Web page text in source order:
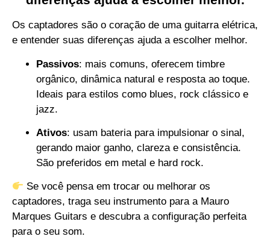
Os captadores são o coração de uma guitarra elétrica,
e entender suas diferenças ajuda a escolher melhor.
Passivos: mais comuns, oferecem timbre
orgânico, dinâmica natural e resposta ao toque.
Ideais para estilos como blues, rock clássico e
jazz.
Ativos: usam bateria para impulsionar o sinal,
gerando maior ganho, clareza e consistência.
São preferidos em metal e hard rock.
Se você pensa em trocar ou melhorar os
captadores, traga seu instrumento para a Mauro
Marques Guitars e descubra a configuração perfeita
para o seu som.